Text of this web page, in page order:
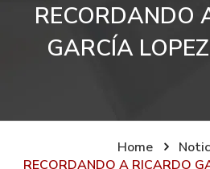
RECORDANDO
GARCÍA
Home
RECORDANDO A RICARDO